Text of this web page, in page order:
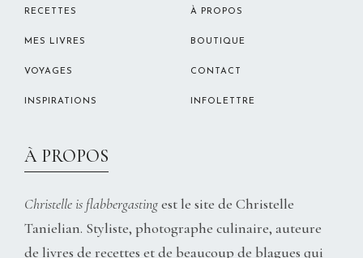
RECETTES
MES LIVRES
VOYAGES
INSPIRATIONS
À PROPOS
BOUTIQUE
CONTACT
INFOLETTRE
À PROPOS
Christelle is flabbergastingest le site de Christelle
Tanielian. Styliste, photographe culinaire, auteure
de livres de recettes et de beaucoup de blagues qui